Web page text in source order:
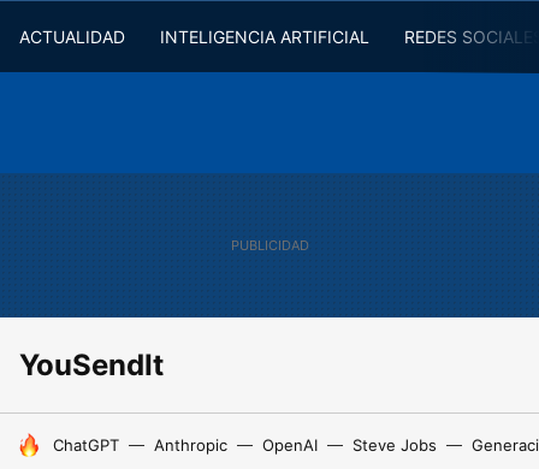
ACTUALIDAD INTELIGENCIA ARTIFICIAL REDES
YouSendIt
HOY SE HABLA DE
ChatGPT Anthropic OpenAI Steve Jobs